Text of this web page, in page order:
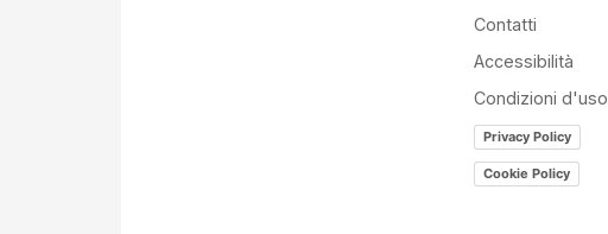
Contatti
Accessibilità
Condizioni d'uso
Privacy Policy
Cookie Policy